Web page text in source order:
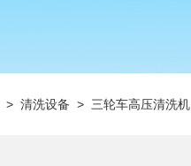
> 清洗设备 > 三轮车高压清洗机